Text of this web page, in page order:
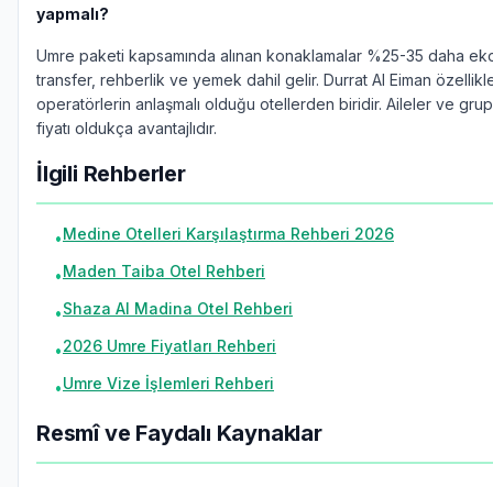
yapmalı?
Umre paketi kapsamında alınan konaklamalar %25-35 daha
transfer, rehberlik ve yemek dahil gelir. Durrat Al Eiman
operatörlerin anlaşmalı olduğu otellerden biridir. Aileler ve
fiyatı oldukça avantajlıdır.
İlgili Rehberler
•Medine Otelleri Karşılaştırma Rehberi 2026
•Maden Taiba Otel Rehberi
•Shaza Al Madina Otel Rehberi
•2026 Umre Fiyatları Rehberi
•Umre Vize İşlemleri Rehberi
Resmî ve Faydalı Kaynaklar